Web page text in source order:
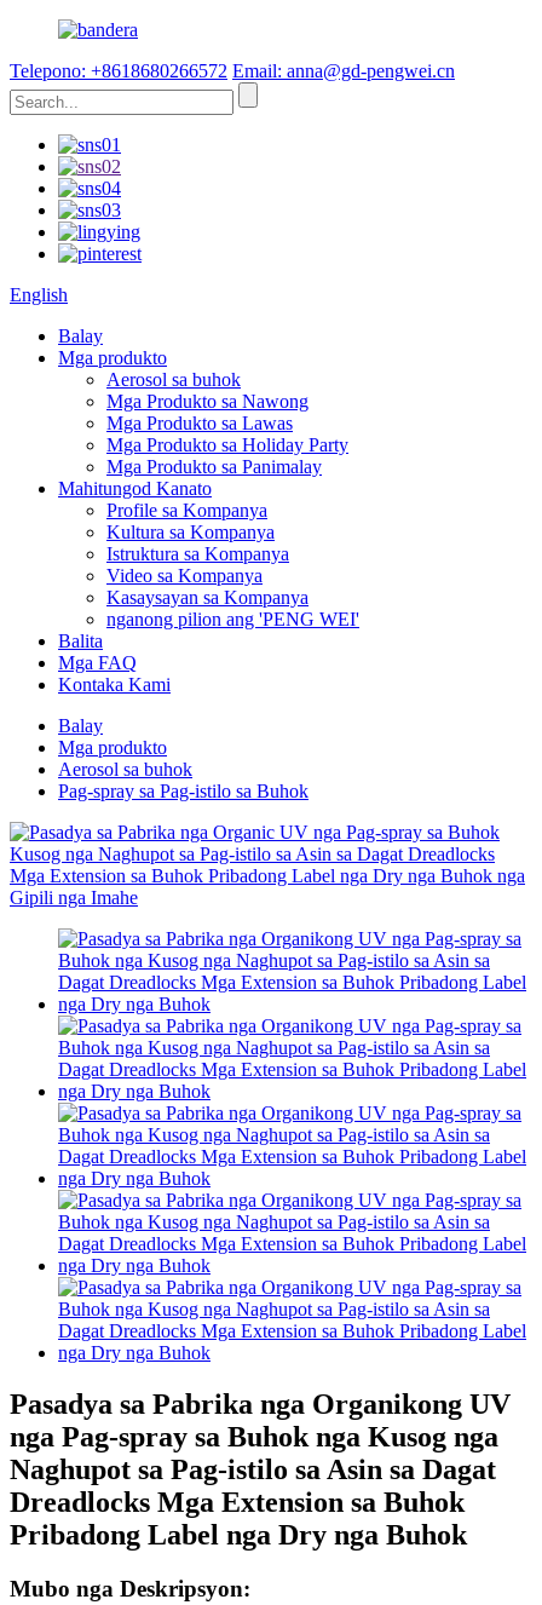
Telepono: +8618680266572 Email: anna@gd-pengwei.cn
English
Balay
Mga produkto
Aerosol sa buhok
Mga Produkto sa Nawong
Mga Produkto sa Lawas
Mga Produkto sa Holiday Party
Mga Produkto sa Panimalay
Mahitungod Kanato
Profile sa Kompanya
Kultura sa Kompanya
Istruktura sa Kompanya
Video sa Kompanya
Kasaysayan sa Kompanya
nganong pilion ang 'PENG WEI'
Balita
Mga FAQ
Kontaka Kami
Balay
Mga produkto
Aerosol sa buhok
Pag-spray sa Pag-istilo sa Buhok
Pasadya sa Pabrika nga Organikong UV
nga Pag-spray sa Buhok nga Kusog nga
Naghupot sa Pag-istilo sa Asin sa Dagat
Dreadlocks Mga Extension sa Buhok
Pribadong Label nga Dry nga Buhok
Mubo nga Deskripsyon: